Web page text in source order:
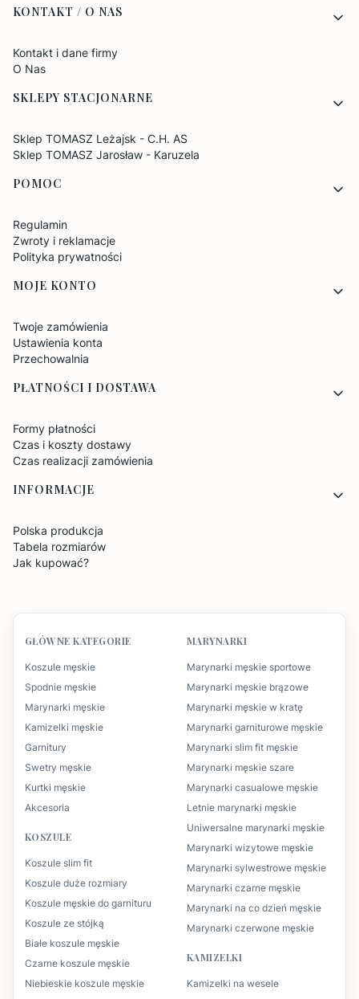
Linki w stopce
KONTAKT / O NAS
Kontakt i dane firmy
O Nas
SKLEPY STACJONARNE
Sklep TOMASZ Leżajsk - C.H. AS
Sklep TOMASZ Jarosław - Karuzela
POMOC
Regulamin
Zwroty i reklamacje
Polityka prywatności
MOJE KONTO
Twoje zamówienia
Ustawienia konta
Przechowalnia
PŁATNOŚCI I DOSTAWA
Formy płatności
Czas i koszty dostawy
Czas realizacji zamówienia
INFORMACJE
Polska produkcja
Tabela rozmiarów
Jak kupować?
GŁÓWNE KATEGORIE
Koszule męskie
Spodnie męskie
Marynarki męskie
Kamizelki męskie
Garnitury
Swetry męskie
Kurtki męskie
Akcesoria
KOSZULE
Koszule slim fit
Koszule duże rozmiary
Koszule męskie do garnituru
Koszule ze stójką
Białe koszule męskie
Czarne koszule męskie
Niebieskie koszule męskie
MARYNARKI
Marynarki męskie sportowe
Marynarki męskie brązowe
Marynarki męskie w kratę
Marynarki garniturowe męskie
Marynarki slim fit męskie
Marynarki męskie szare
Marynarki casualowe męskie
Letnie marynarki męskie
Uniwersalne marynarki męskie
Marynarki wizytowe męskie
Marynarki sylwestrowe męskie
Marynarki czarne męskie
Marynarki na co dzień męskie
Marynarki czerwone męskie
KAMIZELKI
Kamizelki na wesele